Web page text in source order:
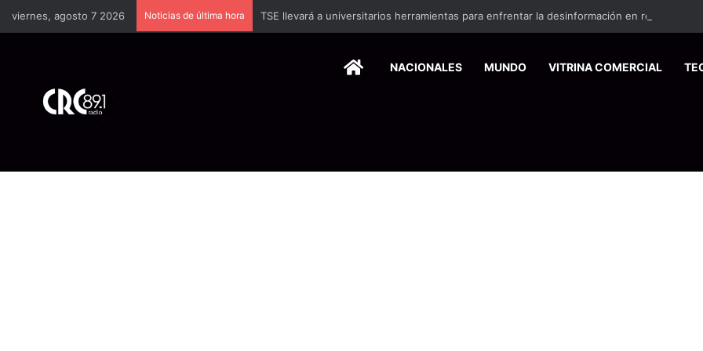
viernes, agosto 7 2026 Noticias de última hora TSE llevará a universitarios herramientas para enfrentar la desinformación en redes
HOMENACIONALES MUNDO VITRINA COMERCIAL